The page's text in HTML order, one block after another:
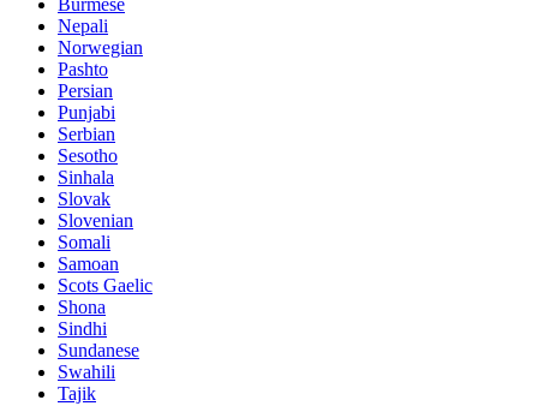
Burmese
Nepali
Norwegian
Pashto
Persian
Punjabi
Serbian
Sesotho
Sinhala
Slovak
Slovenian
Somali
Samoan
Scots Gaelic
Shona
Sindhi
Sundanese
Swahili
Tajik